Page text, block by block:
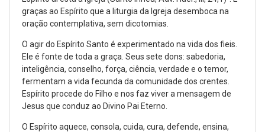
graças ao Espírito que a liturgia da Igreja desemboca na
oração contemplativa, sem dicotomias.
O agir do Espírito Santo é experimentado na vida dos fieis.
Ele é fonte de toda a graça. Seus sete dons: sabedoria,
inteligência, conselho, força, ciência, verdade e o temor,
fermentam a vida fecunda da comunidade dos crentes.
Espírito procede do Filho e nos faz viver a mensagem de
Jesus que conduz ao Divino Pai Eterno.
O Espírito aquece, consola, cuida, cura, defende, ensina,